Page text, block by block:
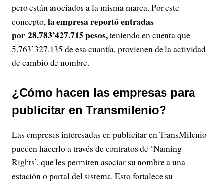
pero están asociados a la misma marca. Por este
concepto,la empresa reportó entradas
por 28.783’427.715 pesos,teniendo en cuenta que
5.763’327.135 de esa cuantía, provienen de la actividad
de cambio de nombre.
¿Cómo hacen las empresas para
publicitar en Transmilenio?
Las empresas interesadas en publicitar en TransMilenio
pueden hacerlo a través de contratos de ‘Naming
Rights’, que les permiten asociar su nombre a una
estación o portal del sistema. Esto fortalece su